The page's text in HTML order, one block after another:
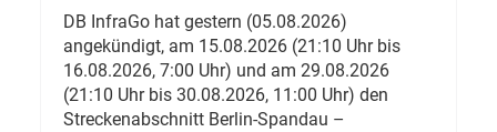
DB InfraGo hat gestern (05.08.2026)
angekündigt, am 15.08.2026 (21:10 Uhr bis
16.08.2026, 7:00 Uhr) und am 29.08.2026
(21:10 Uhr bis 30.08.2026, 11:00 Uhr) den
Streckenabschnitt Berlin-Spandau –